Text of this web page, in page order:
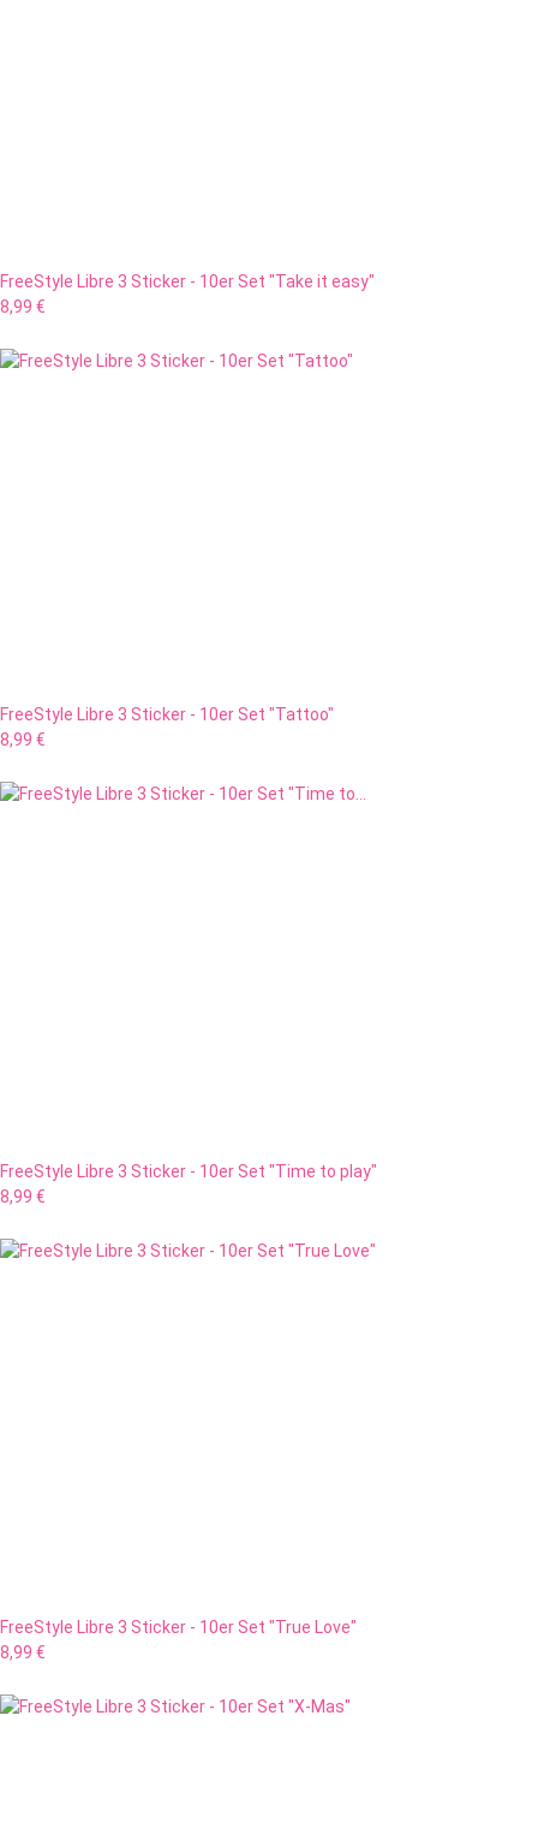
FreeStyle Libre 3 Sticker - 10er Set "Take it easy"
8,99 €
FreeStyle Libre 3 Sticker - 10er Set "Tattoo"
8,99 €
FreeStyle Libre 3 Sticker - 10er Set "Time to play"
8,99 €
FreeStyle Libre 3 Sticker - 10er Set "True Love"
8,99 €